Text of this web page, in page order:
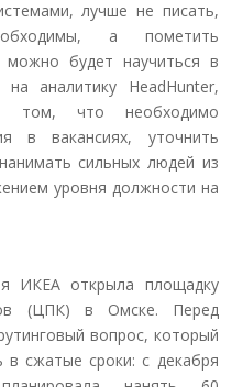
лучше не писать,
а пометить
будет научиться в
аналитику HeadHunter,
том, что необходимо
в вакансиях, уточнить
сильных людей из
уровня должности на
ИКЕА открыла площадку
(ЦПК) в Омске. Перед
вопрос, который
сжатые сроки: с декабря